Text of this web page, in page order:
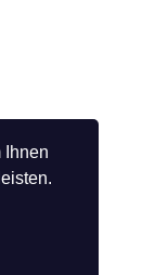
Ihnen